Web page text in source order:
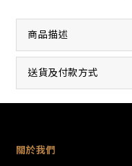
商品描述
送貨及付款方式
關於我們